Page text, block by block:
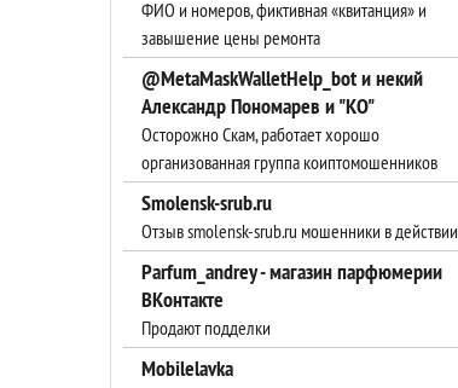
ФИО и номеров, фиктивная «квитанция» и
завышение цены ремонта
@MetaMaskWalletHelp_bot и некий
Александр Пономарев и "КО"
Осторожно Скам, работает хорошо
организованная группа коиптомошенников
Smolensk-srub.ru
Отзыв smolensk-srub.ru мошенники в действии
Parfum_andrey - магазин парфюмерии
ВКонтакте
Продают подделки
Mobilelavka